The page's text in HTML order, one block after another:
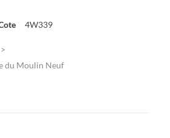
4W339
du Moulin Neuf